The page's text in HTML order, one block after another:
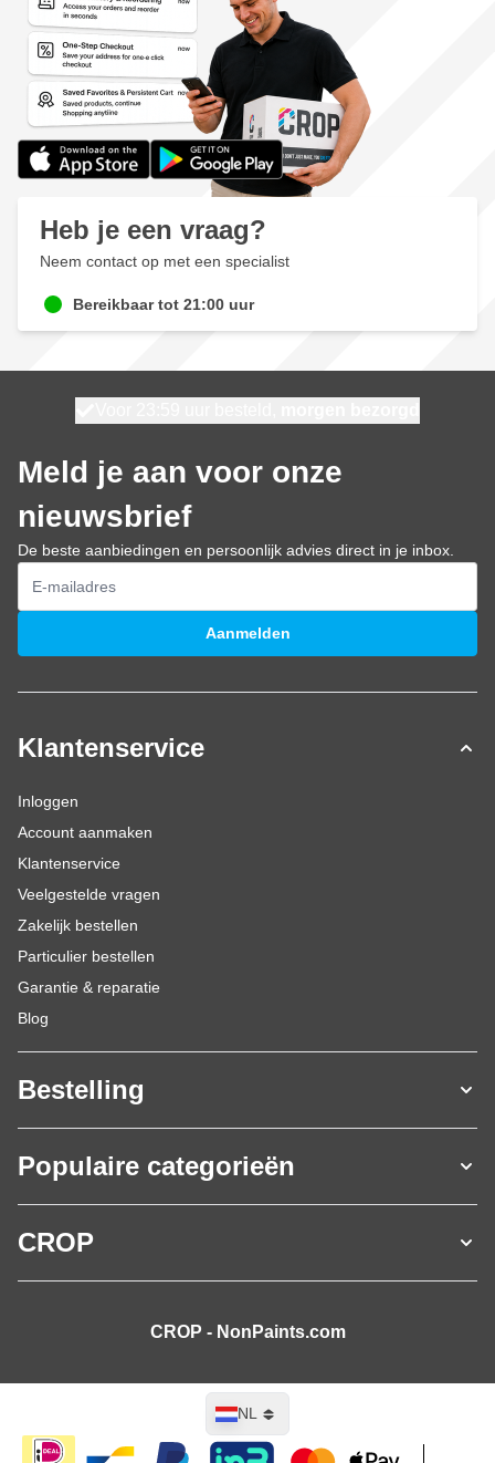
Heb je een vraag?
Neem contact op met een specialist
Bereikbaar tot 21:00 uur
Meld je aan voor onze
nieuwsbrief
De beste aanbiedingen en persoonlijk advies direct in je inbox.
E-mailadres
Aanmelden
Klantenservice
Inloggen
Account aanmaken
Klantenservice
Veelgestelde vragen
Zakelijk bestellen
Particulier bestellen
Garantie & reparatie
Blog
Bestelling
Populaire categorieën
CROP
CROP - NonPaints.com
Taal
NL